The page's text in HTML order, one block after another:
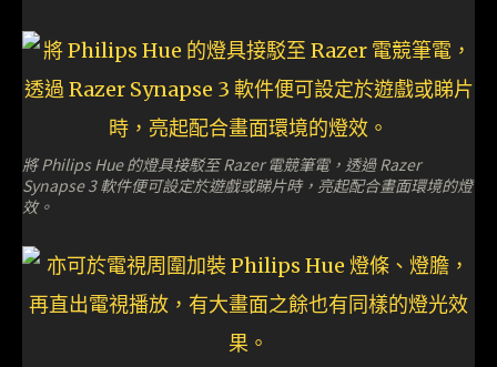
將 Philips Hue 的燈具接駁至 Razer 電競筆電，透過 Razer
Synapse 3 軟件便可設定於遊戲或睇片時，亮起配合畫面環境的燈
效。